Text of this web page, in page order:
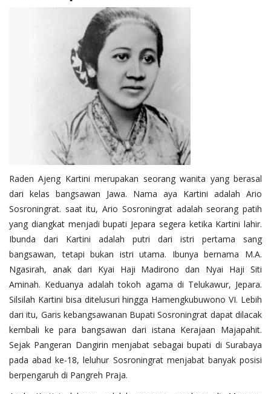
Raden Ajeng Kartini merupakan seorang wanita yang berasal
dari kelas bangsawan Jawa. Nama aya Kartini adalah Ario
Sosroningrat. saat itu, Ario Sosroningrat adalah seorang patih
yang diangkat menjadi bupati Jepara segera ketika Kartini lahir.
Ibunda dari Kartini adalah putri dari istri pertama sang
bangsawan, tetapi bukan istri utama. Ibunya bernama M.A.
Ngasirah, anak dari Kyai Haji Madirono dan Nyai Haji Siti
Aminah. Keduanya adalah tokoh agama di Telukawur, Jepara.
Silsilah Kartini bisa ditelusuri hingga Hamengkubuwono VI. Lebih
dari itu, Garis kebangsawanan Bupati Sosroningrat dapat dilacak
kembali ke para bangsawan dari istana Kerajaan Majapahit.
Sejak Pangeran Dangirin menjabat sebagai bupati di Surabaya
pada abad ke-18, leluhur Sosroningrat menjabat banyak posisi
berpengaruh di Pangreh Praja.